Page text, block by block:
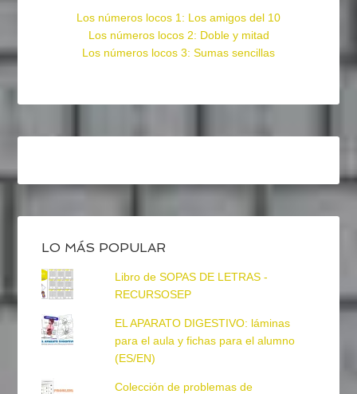
Los números locos 1: Los amigos del 10
Los números locos 2: Doble y mitad
Los números locos 3: Sumas sencillas
LO MÁS POPULAR
Libro de SOPAS DE LETRAS -
RECURSOSEP
EL APARATO DIGESTIVO: láminas
para el aula y fichas para el alumno
(ES/EN)
Colección de problemas de